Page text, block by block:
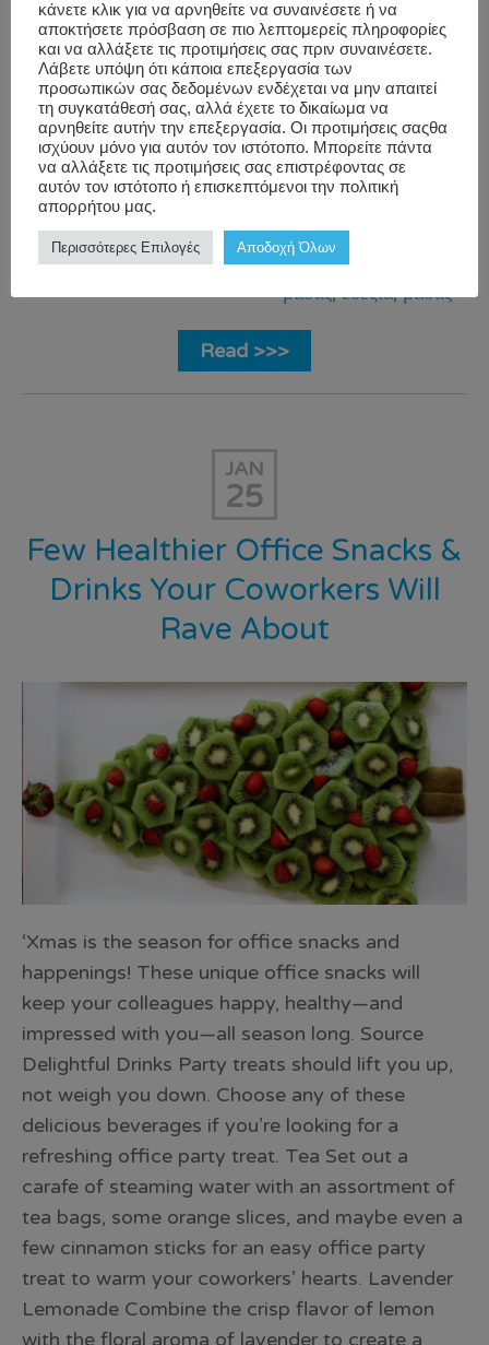
[…]
Workwell
Blog ,
Stress and
Mindfullness,
Wellness
Programs
corporate
massage
corporate wellness
job performance
massage
relief
stress,
γραφείο
μασάζ,ευεξία,μασάζ
Read >>>
JAN
25
Few Healthier Office Snacks &
Drinks Your Coworkers Will
Rave About
‘Xmas is the season for office snacks and
happenings! These unique office snacks will
keep your colleagues happy, healthy—and
impressed with you—all season long. Source
Delightful Drinks Party treats should lift you up,
not weigh you down. Choose any of these
delicious beverages if you’re looking for a
refreshing office party treat. Tea Set out a
carafe of steaming water with an assortment of
tea bags, some orange slices, and maybe even a
few cinnamon sticks for an easy office party
treat to warm your coworkers’ hearts. Lavender
Lemonade Combine the crisp flavor of lemon
with the floral aroma of lavender to create a
κάνετε κλικ για να αρνηθείτε να συναινέσετε ή να
αποκτήσετε πρόσβαση σε πιο λεπτομερείς πληροφορίες
και να αλλάξετε τις προτιμήσεις σας πριν συναινέσετε.
Λάβετε υπόψη ότι κάποια επεξεργασία των
προσωπικών σας δεδομένων ενδέχεται να μην απαιτεί
τη συγκατάθεσή σας, αλλά έχετε το δικαίωμα να
αρνηθείτε αυτήν την επεξεργασία. Οι προτιμήσεις σαςθα
ισχύουν μόνο για αυτόν τον ιστότοπο. Μπορείτε πάντα
να αλλάξετε τις προτιμήσεις σας επιστρέφοντας σε
αυτόν τον ιστότοπο ή επισκεπτόμενοι την πολιτική
απορρήτου μας.
Περισσότερες Επιλογές Αποδοχή Όλων